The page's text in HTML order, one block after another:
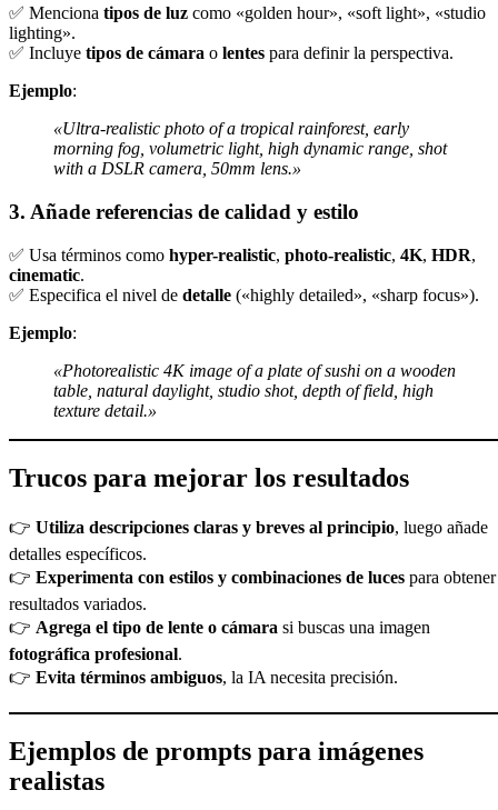
✅ Menciona tipos de luz como «golden hour», «soft light», «studio
lighting».
✅ Incluye tipos de cámara o lentes para definir la perspectiva.
Ejemplo:
«Ultra-realistic photo of a tropical rainforest, early
morning fog, volumetric light, high dynamic range, shot
with a DSLR camera, 50mm lens.»
3. Añade referencias de calidad y estilo
✅ Usa términos como hyper-realistic, photo-realistic, 4K, HDR,
cinematic.
✅ Especifica el nivel de detalle («highly detailed», «sharp focus»).
Ejemplo:
«Photorealistic 4K image of a plate of sushi on a wooden
table, natural daylight, studio shot, depth of field, high
texture detail.»
Trucos para mejorar los resultados
👉 Utiliza descripciones claras y breves al principio, luego añade
detalles específicos.
👉 Experimenta con estilos y combinaciones de luces para obtener
resultados variados.
👉 Agrega el tipo de lente o cámara si buscas una imagen
fotográfica profesional.
👉 Evita términos ambiguos, la IA necesita precisión.
Ejemplos de prompts para imágenes
realistas